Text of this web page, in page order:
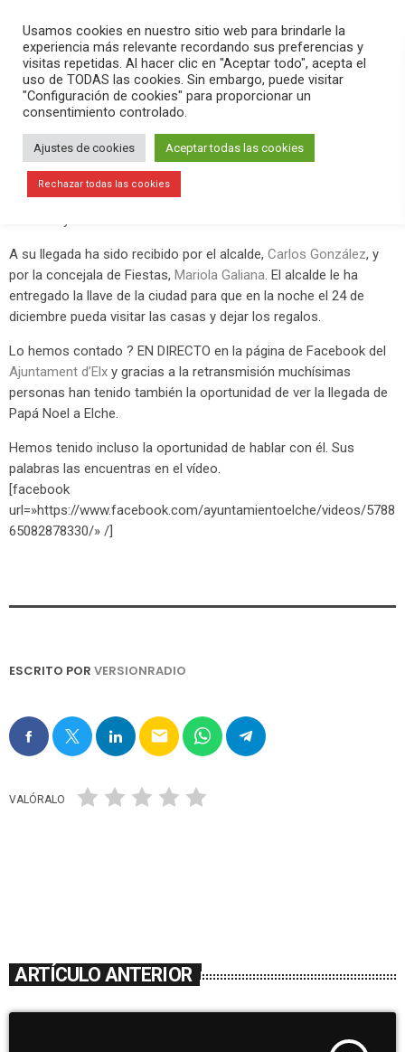
search menu pause PLAY
diciembre 21, 2019
Papá Noel ha llegado a Elche
Papá Noel ha llegado este sábado a Elche. Ha hecho un
recorrido desde las chimeneas de l’Algeps pasando por varias
calles hasta llegar a la plaça de Baix, donde le esperaban cientos
A su llegada ha sido recibido por el alcalde, Carlos González, y
por la concejala de Fiestas, Mariola Galiana . El alcalde le ha
entregado la llave de la ciudad para que en la noche el 24 de
diciembre pueda visitar las casas y dejar los regalos.
Lo hemos contado ? EN DIRECTO en la página de Facebook del
Ajuntament d’Elx y gracias a la retransmisión muchísimas
personas han tenido también la oportunidad de ver la llegada de
Papá Noel a Elche.
Hemos tenido incluso la oportunidad de hablar con él. Sus
palabras las encuentras en el vídeo.
[facebook
url=»https://www.facebook.com/ayuntamientoelche/videos/5788
65082878330/» /]
ESCRITO POR VERSIONRADIO
email
VALÓRALO
ARTÍCULO ANTERIOR
Usamos cookies en nuestro sitio web para brindarle la
experiencia más relevante recordando sus preferencias y
visitas repetidas. Al hacer clic en "Aceptar todo", acepta el
uso de TODAS las cookies. Sin embargo, puede visitar
"Configuración de cookies" para proporcionar un
consentimiento controlado.
Ajustes de cookies Aceptar todas las cookies
Rechazar todas las cookies